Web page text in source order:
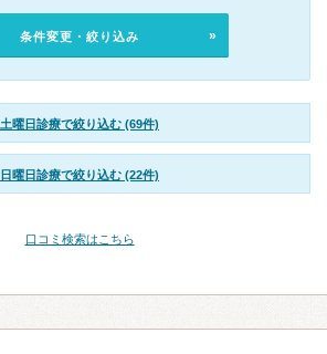
条件変更・絞り込み
土曜日診療で絞り込む (69件)
日曜日診療で絞り込む (22件)
口コミ検索はこちら